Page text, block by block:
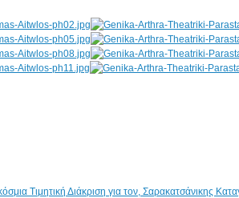
Τιμητική Διάκριση για τον, Σαρακατσάνικης